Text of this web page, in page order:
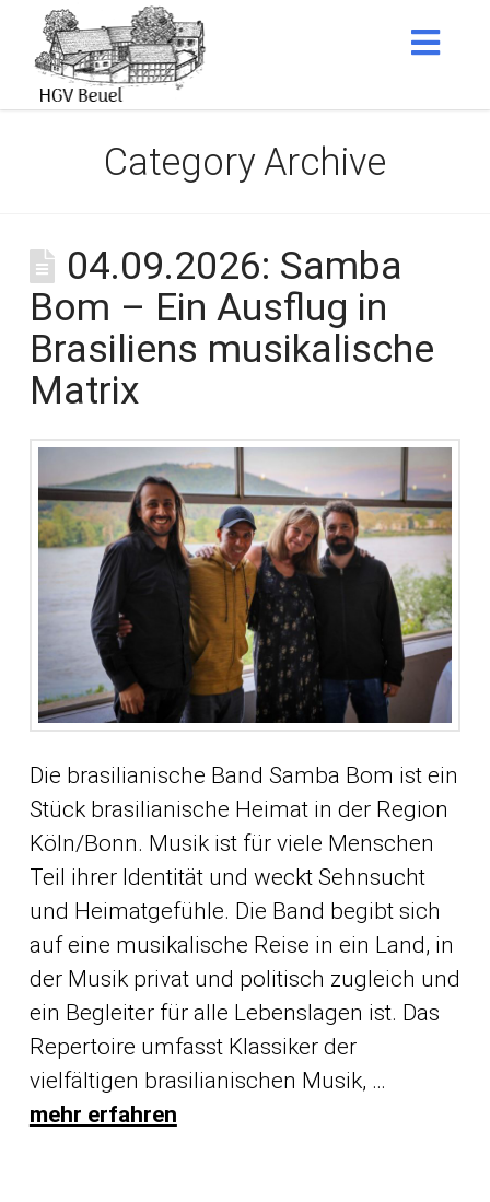
Category Archive
04.09.2026: Samba
Bom – Ein Ausflug in
Brasiliens musikalische
Matrix
Die brasilianische Band Samba Bom ist ein
Stück brasilianische Heimat in der Region
Köln/Bonn. Musik ist für viele Menschen
Teil ihrer Identität und weckt Sehnsucht
und Heimatgefühle. Die Band begibt sich
auf eine musikalische Reise in ein Land, in
der Musik privat und politisch zugleich und
ein Begleiter für alle Lebenslagen ist. Das
Repertoire umfasst Klassiker der
vielfältigen brasilianischen Musik, …
mehr erfahren